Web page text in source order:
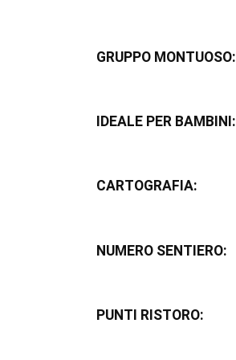
GRUPPO MONTUOSO:
IDEALE PER BAMBINI:
CARTOGRAFIA:
NUMERO SENTIERO:
PUNTI RISTORO: